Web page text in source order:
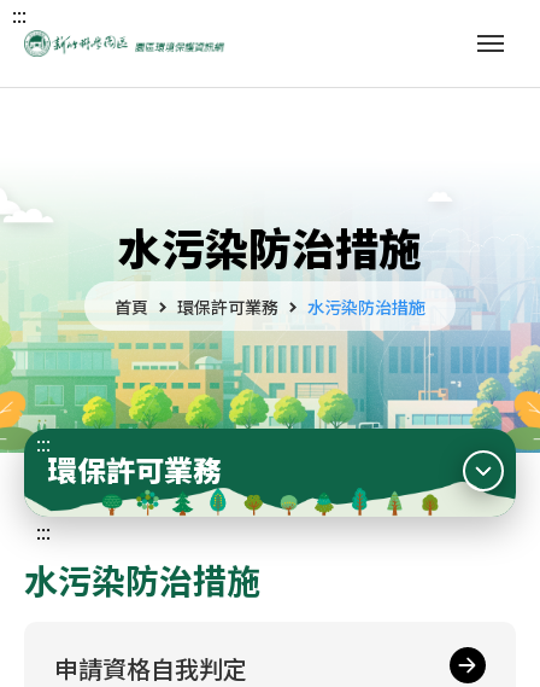
:::
水污染防治措施
首頁 環保許可業務 水污染防治措施
:::
環保許可業務
:::
水污染防治措施
申請資格自我判定